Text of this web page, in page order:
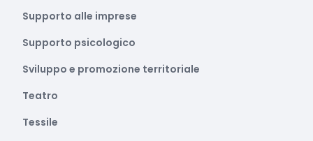
Supporto alle imprese
Supporto psicologico
Sviluppo e promozione territoriale
Teatro
Tessile